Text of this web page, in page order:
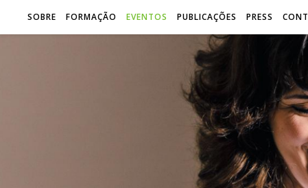
SOBRE FORMAÇÃO EVENTOS PUBLICAÇÕES PRESS